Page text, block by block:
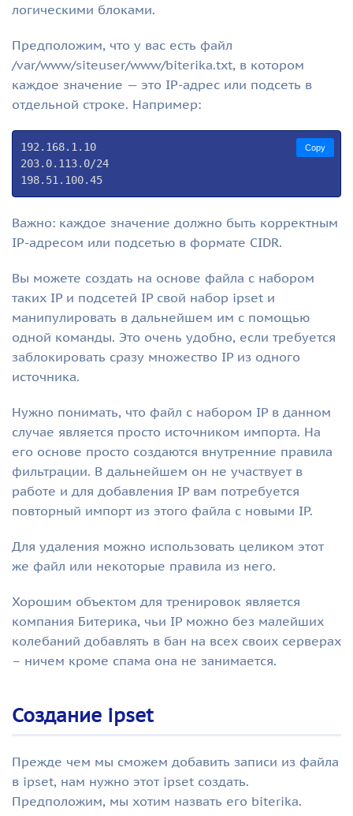
логическими блоками.
Предположим, что у вас есть файл
/var/www/siteuser/www/biterika.txt, в котором
каждое значение — это IP-адрес или подсеть в
отдельной строке. Например:
192.168.1.10
203.0.113.0/24
198.51.100.45
Copy
Важно: каждое значение должно быть корректным
IP-адресом или подсетью в формате CIDR.
Вы можете создать на основе файла с набором
таких IP и подсетей IP свой набор ipset и
манипулировать в дальнейшем им с помощью
одной команды. Это очень удобно, если требуется
заблокировать сразу множество IP из одного
источника.
Нужно понимать, что файл с набором IP в данном
случае является просто источником импорта. На
его основе просто создаются внутренние правила
фильтрации. В дальнейшем он не участвует в
работе и для добавления IP вам потребуется
повторный импорт из этого файла с новыми IP.
Для удаления можно использовать целиком этот
же файл или некоторые правила из него.
Хорошим объектом для тренировок является
компания Битерика, чьи IP можно без малейших
колебаний добавлять в бан на всех своих серверах
– ничем кроме спама она не занимается.
Создание ipset
Прежде чем мы сможем добавить записи из файла
в ipset, нам нужно этот ipset создать.
Предположим, мы хотим назвать его biterika.